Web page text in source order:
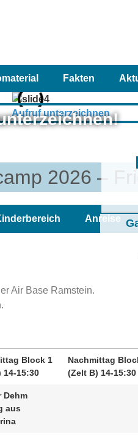
Fakten
2026 –
Anreise
Air Base Ramstein.
Block 1
14-15:30
Nachmittag
(Zelt B) 14-15:30
Dehm
aus